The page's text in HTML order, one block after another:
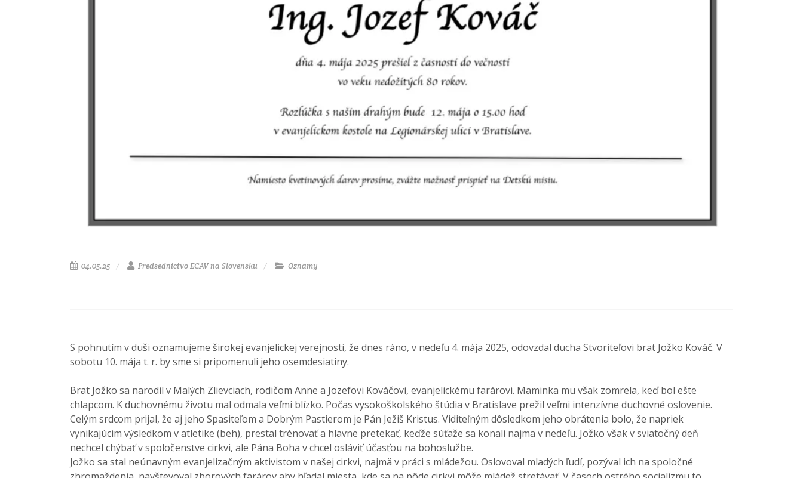
04.05.25 Predsedníctvo ECAV na Slovensku Oznamy
S pohnutím v duši oznamujeme širokej evanjelickej verejnosti, že dnes ráno, v nedeľu 4. mája 2025, odovzdal ducha Stvoriteľovi brat Jožko Kováč. V
sobotu 10. mája t. r. by sme si pripomenuli jeho osemdesiatiny.
Brat Jožko sa narodil v Malých Zlievciach, rodičom Anne a Jozefovi Kováčovi, evanjelickému farárovi. Maminka mu však zomrela, keď bol ešte
chlapcom. K duchovnému životu mal odmala veľmi blízko. Počas vysokoškolského štúdia v Bratislave prežil veľmi intenzívne duchovné oslovenie.
Celým srdcom prijal, že aj jeho Spasiteľom a Dobrým Pastierom je Pán Ježiš Kristus. Viditeľným dôsledkom jeho obrátenia bolo, že napriek
vynikajúcim výsledkom v atletike (beh), prestal trénovať a hlavne pretekať, keďže súťaže sa konali najmä v nedeľu. Jožko však v sviatočný deň
nechcel chýbať v spoločenstve cirkvi, ale Pána Boha v chcel osláviť účasťou na bohoslužbe.
Jožko sa stal neúnavným evanjelizačným aktivistom v našej cirkvi, najmä v práci s mládežou. Oslovoval mladých ľudí, pozýval ich na spoločné